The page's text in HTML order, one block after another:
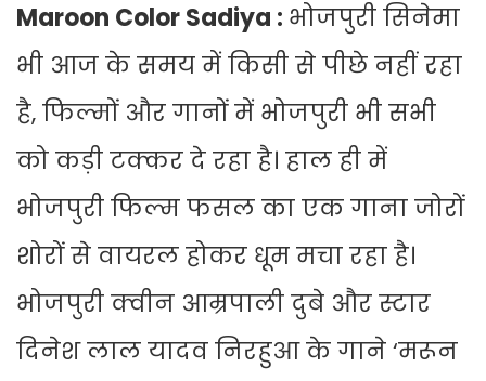
Maroon Color Sadiya : भोजपुरी सिनेमा
भी आज के समय में किसी से पीछे नहीं रहा
है, फिल्मों और गानों में भोजपुरी भी सभी
को कड़ी टक्कर दे रहा है। हाल ही में
भोजपुरी फिल्म फसल का एक गाना जोरों
शोरों से वायरल होकर धूम मचा रहा है।
भोजपुरी क्वीन आम्रपाली दुबे और स्टार
दिनेश लाल यादव निरहुआ के गाने ‘मरून